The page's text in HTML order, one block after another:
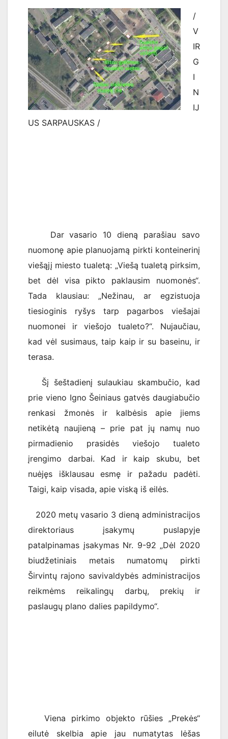
/
V
IR
G
I
N
IJ
US SARPAUSKAS /
Dar vasario 10 dieną parašiau savo
nuomonę apie planuojamą pirkti konteinerinį
viešąjį miesto tualetą: „Viešą tualetą pirksim,
bet dėl visa pikto paklausim nuomonės“.
Tada klausiau: „Nežinau, ar egzistuoja
tiesioginis ryšys tarp pagarbos viešajai
nuomonei ir viešojo tualeto?“. Nujaučiau,
kad vėl susimaus, taip kaip ir su baseinu, ir
terasa.
Šį šeštadienį sulaukiau skambučio, kad
prie vieno Igno Šeiniaus gatvės daugiabučio
renkasi žmonės ir kalbėsis apie jiems
netikėtą naujieną – prie pat jų namų nuo
pirmadienio prasidės viešojo tualeto
įrengimo darbai. Kad ir kaip skubu, bet
nuėjęs išklausau esmę ir pažadu padėti.
Taigi, kaip visada, apie viską iš eilės.
2020 metų vasario 3 dieną administracijos
direktoriaus įsakymų puslapyje
patalpinamas įsakymas Nr. 9-92 „Dėl 2020
biudžetiniais metais numatomų pirkti
Širvintų rajono savivaldybės administracijos
reikmėms reikalingų darbų, prekių ir
paslaugų plano dalies papildymo“.
Viena pirkimo objekto rūšies „Prekės“
eilutė skelbia apie jau numatytas lėšas